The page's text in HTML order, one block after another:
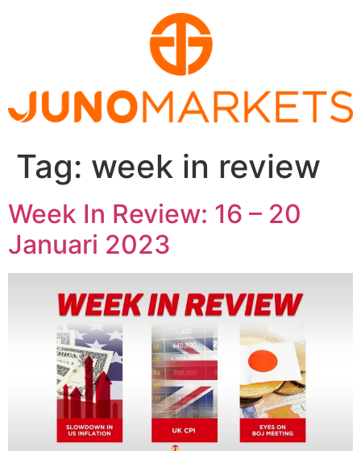
Tag: week in review
Week In Review: 16 – 20
Januari 2023